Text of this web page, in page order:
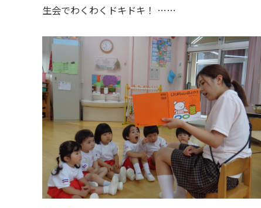
生会でわくわくドキドキ！ ……